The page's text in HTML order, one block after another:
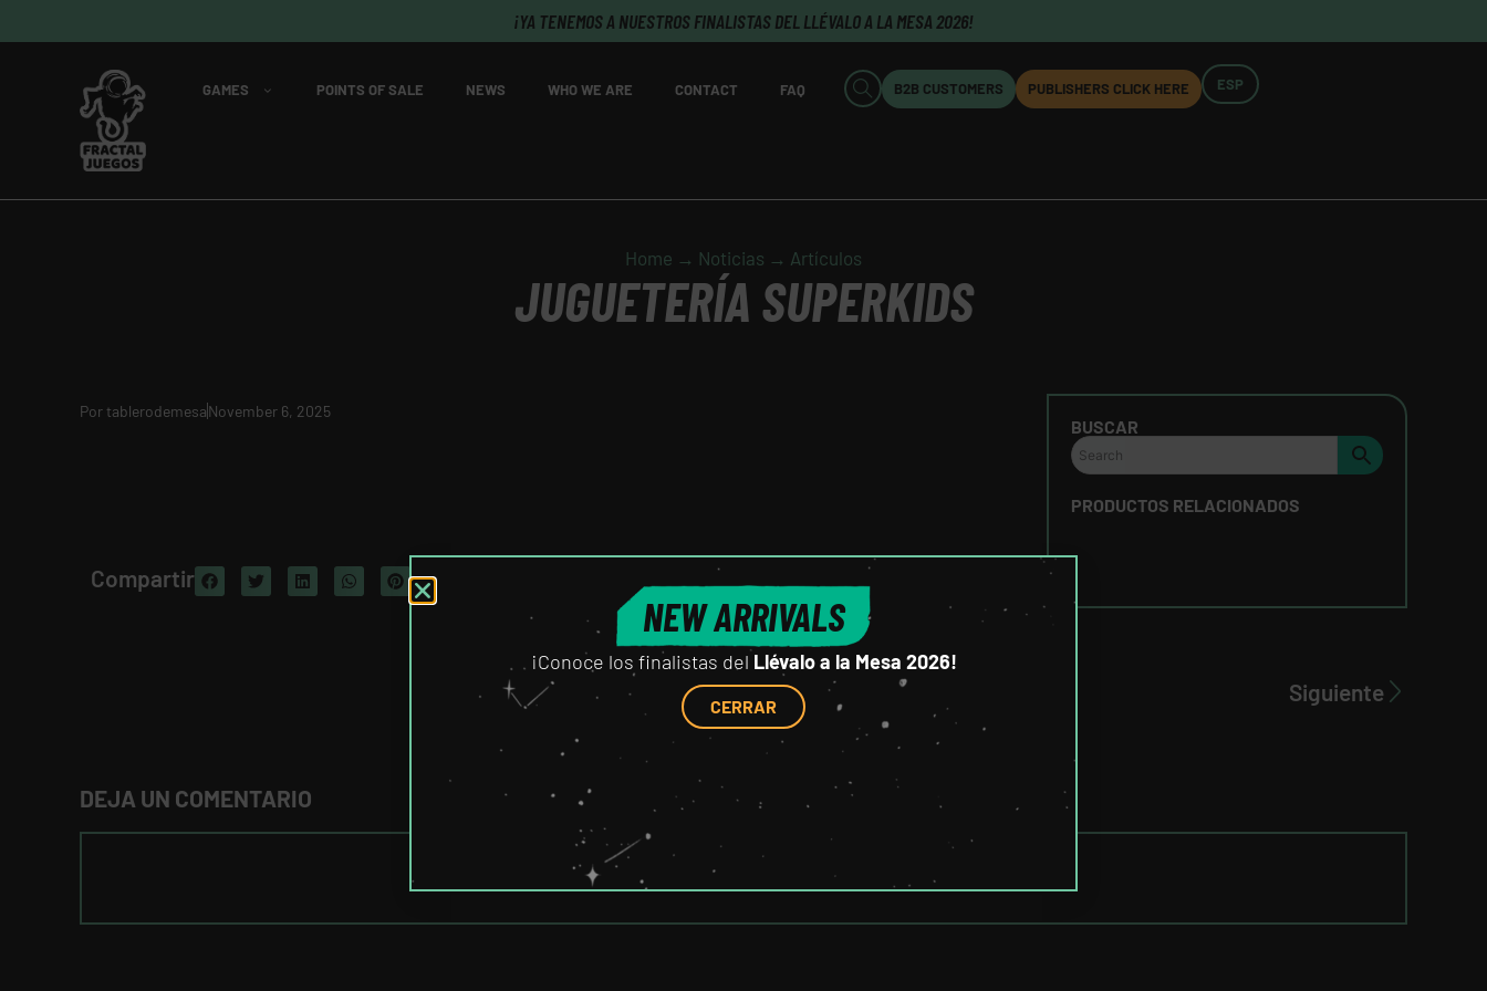
¡YA TENEMOS A NUESTROS FINALISTAS DEL LLÉVALO A LA MESA 2026!
GAMES POINTS OF SALE NEWS WHO WE ARE CONTACT FAQ B2B CUSTOMERS PUBLISHERS CLICK HERE ESP
Home → Noticias → Artículos
JUGUETERÍA SUPERKIDS
Por tablerodemesaNovember 6, 2025
Compartir
BUSCAR
PRODUCTOS RELACIONADOS
Siguiente
DEJA UN COMENTARIO
NEW ARRIVALS
¡Conoce los finalistas del Llévalo a la Mesa 2026!
CERRAR